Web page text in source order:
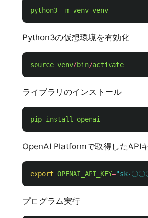
python3 -m venv venv
Python3の仮想環境を有効化
source venv/bin/activate
ライブラリのインストール
pip install openai
OpenAI Platformで取得したAPI
export OPENAI_API_KEY="sk-〇〇
プログラム実行